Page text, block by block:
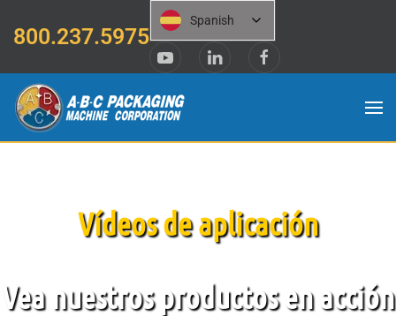
Saltar al contenido principal
800.237.5975
Spanish
Vídeos de aplicación
Vea nuestros productos en acción